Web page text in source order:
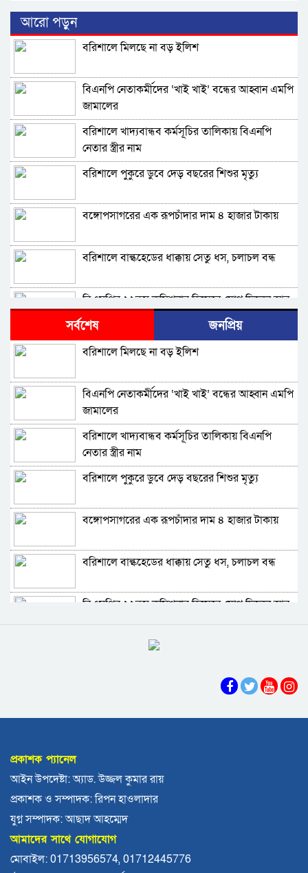
আরো পড়ুন
বরিশালে মিলছে না বড় ইলিশ
বিএনপি নেতাকর্মীদের ‘খাই খাই’ বন্ধের আহ্বান এমপি
জামালের
বরিশালে খাদ্যবান্ধব কর্মসূচির তালিকায় বিএনপি
নেতার স্ত্রীর নাম
বরিশালে পুকুরে ডুবে দেড় বছরের শিশুর মৃত্যু
বঙ্গোপসাগরের এক রূপচাঁদার দাম ৪ হাজার টাকায়
বরিশালে বাল্কহেডের ধাক্কায় সেতু ধস, চলাচল বন্ধ
বিএমপির ২২তম কমিশনার হিসেবে যোগ দিলেন আবু
রায়হান মুহম্মদ সালেহ
বরিশাল থেকে যেন কোনো রোগীকে ঢাকায় যেতে না
হয়: ড. জিয়াউদ্দিন
পটুয়াখালীতে কুকুরকে পিটিয়ে হত্যা, আসামীকে ২০
হাজার টাকা জরিমানা
ফ্যাসিবাদ গোষ্ঠীর কারণেই ব্যাংকে টাকা নেই: গণপূর্ত
প্রতিমন্ত্রী
ভোলায় পঞ্চম শ্রেণির ছাত্রীকে সংঘবদ্ধ ধর্ষণের
অভিযোগ, গ্রেপ্তার ৩
বরিশালে রাস্তার পাশ থেকে ৯ বস্তা সরকারি কম্বল
উদ্ধার
লোডশেডিংয়ে বিপর্যস্ত কুয়াকাটা, মুখ থুবড়ে পড়ছে
পর্যটন ব্যবসা
বরগুনায় মৃত ভেবে মিলাদ, ১৭ বছর পর বাড়ি ফিরলেন
ববি শিক্ষককে সাময়িক বরখাস্ত
সর্বশেষ জনপ্রিয়
বরিশালে মিলছে না বড় ইলিশ
বিএনপি নেতাকর্মীদের ‘খাই খাই’ বন্ধের আহ্বান এমপি
জামালের
বরিশালে খাদ্যবান্ধব কর্মসূচির তালিকায় বিএনপি
নেতার স্ত্রীর নাম
বরিশালে পুকুরে ডুবে দেড় বছরের শিশুর মৃত্যু
বঙ্গোপসাগরের এক রূপচাঁদার দাম ৪ হাজার টাকায়
বরিশালে বাল্কহেডের ধাক্কায় সেতু ধস, চলাচল বন্ধ
বিএমপির ২২তম কমিশনার হিসেবে যোগ দিলেন আবু
বরিশাল থেকে যেন কোনো রোগীকে ঢাকায় যেতে না
পটুয়াখালীতে কুকুরকে পিটিয়ে হত্যা, আসামীকে ২০
ভোলায় পঞ্চম শ্রেণির ছাত্রীকে সংঘবদ্ধ ধর্ষণের
অভিযোগ, গ্রেপ্তার ৩
বরিশালে রাস্তার পাশ থেকে ৯ বস্তা সরকারি কম্বল
উদ্ধার
লোডশেডিংয়ে বিপর্যস্ত কুয়াকাটা, মুখ থুবড়ে পড়ছে
প্রকাশক প্যানেল
আইন উপদেষ্টা: অ্যাড. উজ্জল কুমার রায়
প্রকাশক ও সম্পাদক: রিপন হাওলাদার
যুগ্ন সম্পাদক: আছাদ আহম্মেদ
আমাদের সাথে যোগাযোগ
মোবাইল: 01713956574, 01712445776